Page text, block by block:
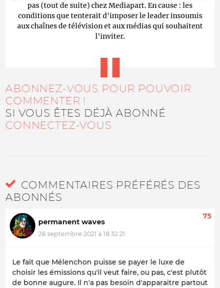
pas (tout de suite) chez Mediapart. En cause : les
conditions que tenterait d'imposer le leader insoumis
aux chaînes de télévision et aux médias qui souhaitent
l'inviter.
ABONNEZ-VOUS POUR POUVOIR
COMMENTER !
SI VOUS ÊTES DÉJÀ ABONNÉ
CONNECTEZ-VOUS
COMMENTAIRES PRÉFÉRÉS DES
ABONNÉS
permanent waves
28 septembre 2021 à 18:32:21
75
Le fait que Mélenchon puisse se payer le luxe de
choisir les émissions qu'il veut faire, ou pas, c'est plutôt
de bonne augure. Il n'a pas besoin d'apparaitre partout